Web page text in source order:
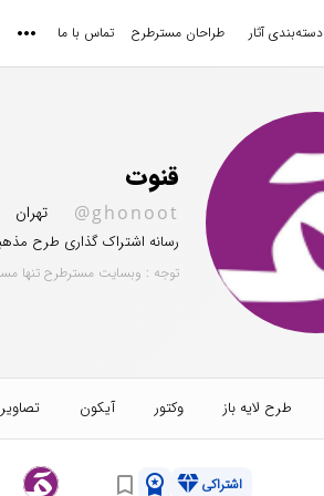
دسته‌بندی آثار طراحان مسترطرح تماس با ما
قنوت
@ghonoot تهران
رسانه اشتراک گذاری طرح
توجه : وبسایت مسترطرح تنها
طرح لایه باز وکتور آیکون
اشتراکیdiamond
workspace_premium
bookmark_border